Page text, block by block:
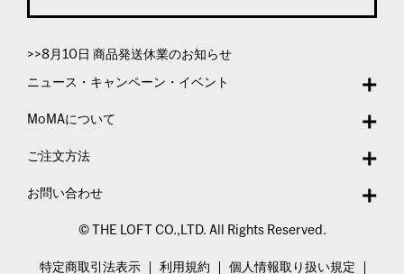
>>8月10日 商品発送休業のお知らせ
ニュース・キャンペーン・イベント
MoMAについて
ご注文方法
お問い合わせ
© THE LOFT CO.,LTD. All Rights Reserved.
特定商取引法表示 利用規約 個人情報取り扱い規定